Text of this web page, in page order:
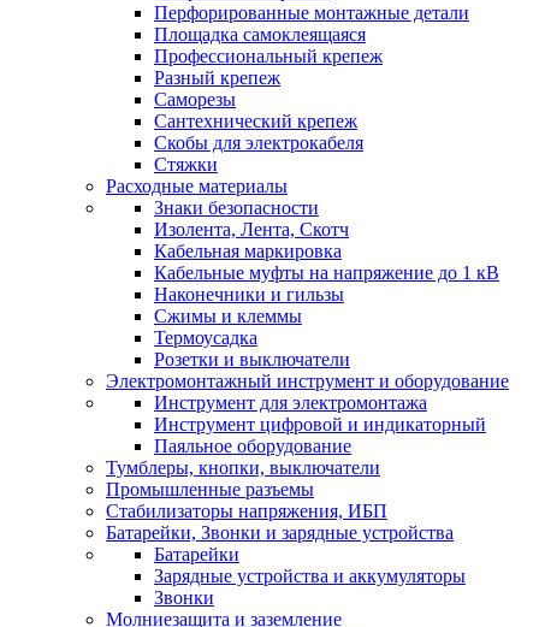
Перфорированные монтажные детали
Площадка самоклеящаяся
Профессиональный крепеж
Разный крепеж
Саморезы
Сантехнический крепеж
Скобы для электрокабеля
Стяжки
Расходные материалы
Знаки безопасности
Изолента, Лента, Скотч
Кабельная маркировка
Кабельные муфты на напряжение до 1 кВ
Наконечники и гильзы
Сжимы и клеммы
Термоусадка
Розетки и выключатели
Электромонтажный инструмент и оборудование
Инструмент для электромонтажа
Инструмент цифровой и индикаторный
Паяльное оборудование
Тумблеры, кнопки, выключатели
Промышленные разъемы
Стабилизаторы напряжения, ИБП
Батарейки, Звонки и зарядные устройства
Батарейки
Зарядные устройства и аккумуляторы
Звонки
Молниезащита и заземление